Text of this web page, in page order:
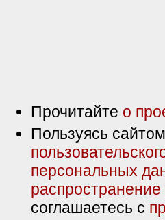
Прочитайте о
Пользуясь
персональных
соглашаетесь с